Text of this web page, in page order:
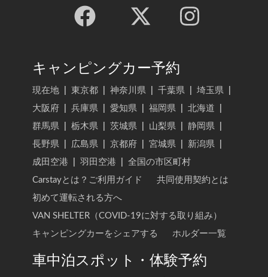
キャンピングカー予約
現在地 東京都 神奈川県 千葉県 埼玉県
大阪府
兵庫県 愛知県 福岡県 北海道
群馬県
栃木県 茨城県 山梨県 静岡県
長野県
広島県 京都府 宮城県 新潟県
成田空港
羽田空港
全国の市区町村
Carstayとは？ご利用ガイド
共同使用契約とは
初めて運転される方へ
VAN SHELTER（COVID-19に対する取り組み）
キャンピングカーをシェアする
ホルダー一覧
車中泊スポット・体験予約